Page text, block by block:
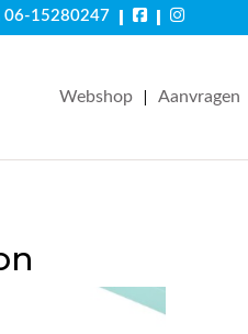
06-15280247 | |
Webshop | Aanvragen